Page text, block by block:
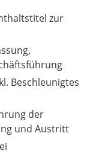
zur
Beschleunigtes
der
und Austritt